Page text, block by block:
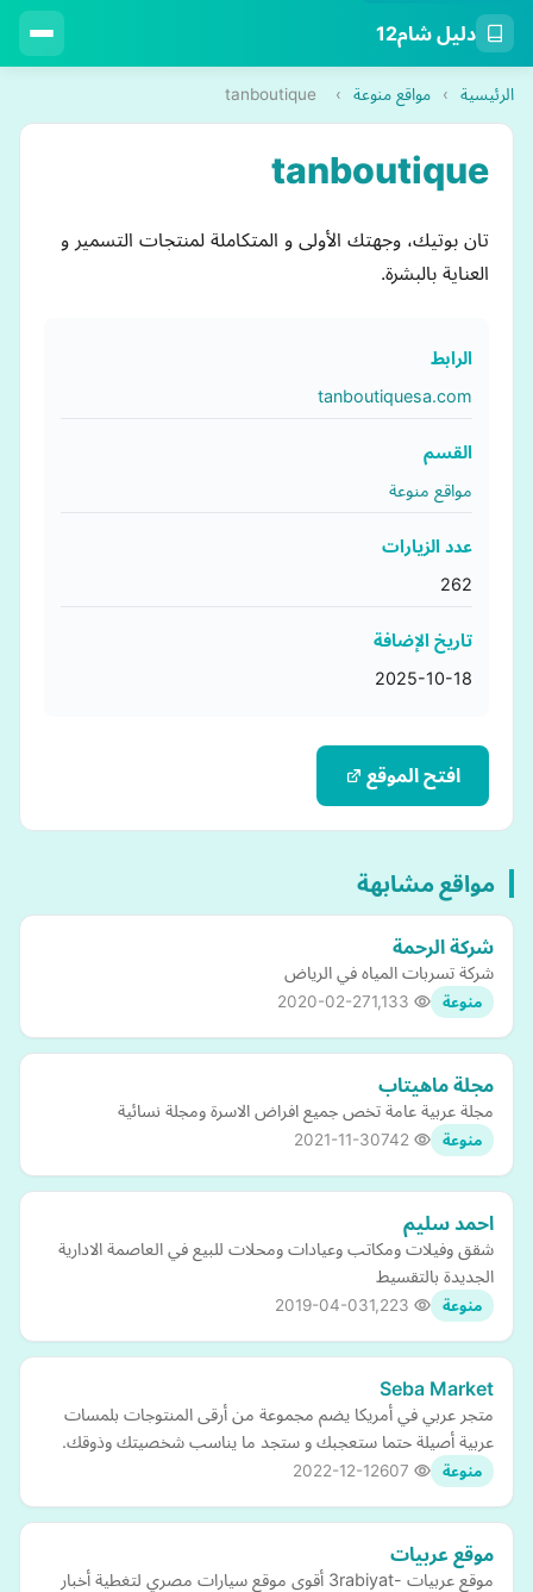
دليل شام12
الرئيسية › مواقع منوعة ›
tanboutique
tanboutique
تان بوتيك، وجهتك الأولى و المتكاملة لمنتجات التسمير و
العناية بالبشرة.
الرابط
tanboutiquesa.com
القسم
مواقع منوعة
عدد الزيارات
262
تاريخ الإضافة
2025-10-18
افتح الموقع
مواقع مشابهة
شركة الرحمة
شركة تسربات المياه في الرياض
منوعة 2020-02-27
مجلة ماهيتاب
مجلة عربية عامة تخص جميع افراض الاسرة ومجلة نسائية
منوعة 2021-11-30
احمد سليم
شقق وفيلات ومكاتب وعيادات ومحلات للبيع في العاصمة الادارية
الجديدة بالتقسيط
منوعة 2019-04-03
Seba Market
متجر عربي في أمريكا يضم مجموعة من أرقى المنتوجات بلمسات
عربية أصيلة حتما ستعجبك و ستجد ما يناسب شخصيتك وذوقك.
منوعة 2022-12-12
موقع عربيات
موقع عربيات -3rabiyat أقوى موقع سيارات مصري لتغطية أخبار